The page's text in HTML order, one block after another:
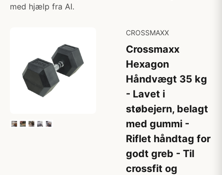
med hjælp fra AI.
CROSSMAXX
Crossmaxx
Hexagon
Håndvægt 35 kg
- Lavet i
støbejern, belagt
med gummi -
Riflet håndtag for
godt greb - Til
crossfit og